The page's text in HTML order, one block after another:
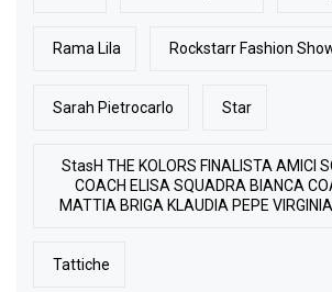
Rama Lila Rockstarr Fashion
Sarah Pietrocarlo Star
StasH THE KOLORS FINALISTA AMICI
COACH ELISA SQUADRA BIANCA
MATTIA BRIGA KLAUDIA PEPE
Tattiche